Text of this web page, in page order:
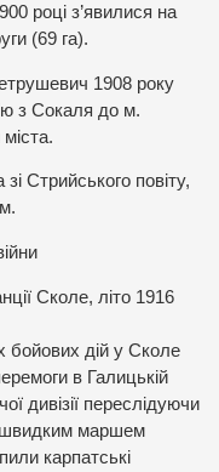
році з’явилися на
(69 га).
1908 року
з Сокаля до м.
Стрийського повіту,
Сколе, літо 1916
бойових дій у Сколе
в Галицькій
дивізії переслідуючи
швидким маршем
карпатські